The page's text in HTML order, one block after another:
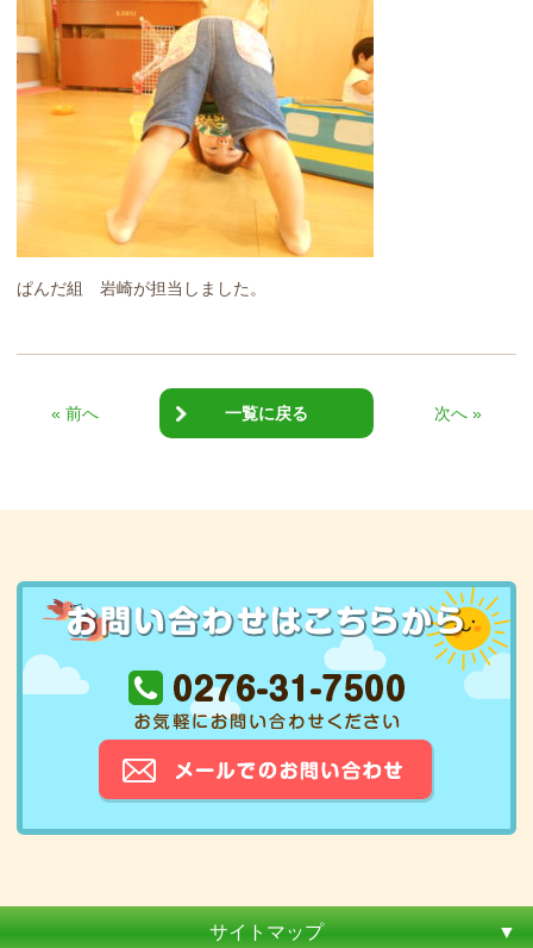
ぱんだ組 岩崎が担当しました。
« 前へ 一覧に戻る 次へ »
サイトマップ